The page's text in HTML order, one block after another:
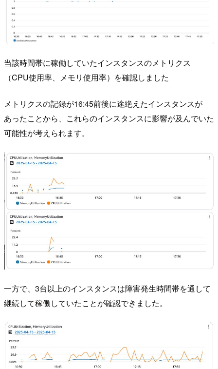
当該時間帯に稼働していたインスタンスのメトリクス
（CPU使用率、メモリ使用率）を確認しました
メトリクスの記録が16:45前後に途絶えたインスタンスが
あったことから、これらのインスタンスに影響が及んでいた
可能性が考えられます。
一方で、3台以上のインスタンスは障害発生時間帯を通して
継続して稼働していたことが確認できました。